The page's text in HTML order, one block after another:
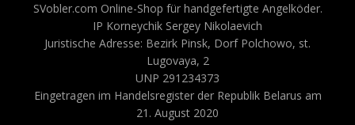
SVobler.com Online-Shop für handgefertigte Angelköder.
IP Korneychik Sergey Nikolaevich
Juristische Adresse: Bezirk Pinsk, Dorf Polchowo, st.
Lugovaya, 2
UNP 291234373
Eingetragen im Handelsregister der Republik Belarus am
21. August 2020